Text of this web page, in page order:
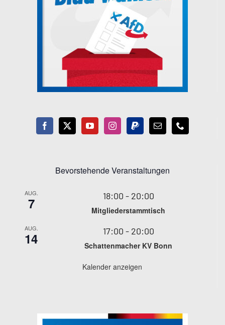
Bevorstehende Veranstaltungen
AUG.
7 18:00 - 20:00
Mitgliederstammtisch
AUG.
14 17:00 - 20:00
Schattenmacher KV Bonn
Kalender anzeigen